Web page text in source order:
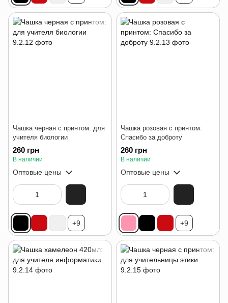
Чашка черная с принтом: для
учителя биологии
260 грн
В наличии
Оптовые цены
+9
Чашка розовая с принтом:
Спасибо за доброту
260 грн
В наличии
Оптовые цены
+9